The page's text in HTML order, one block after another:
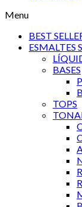
Menu
BEST
ESMALTES
BASES
TOPS